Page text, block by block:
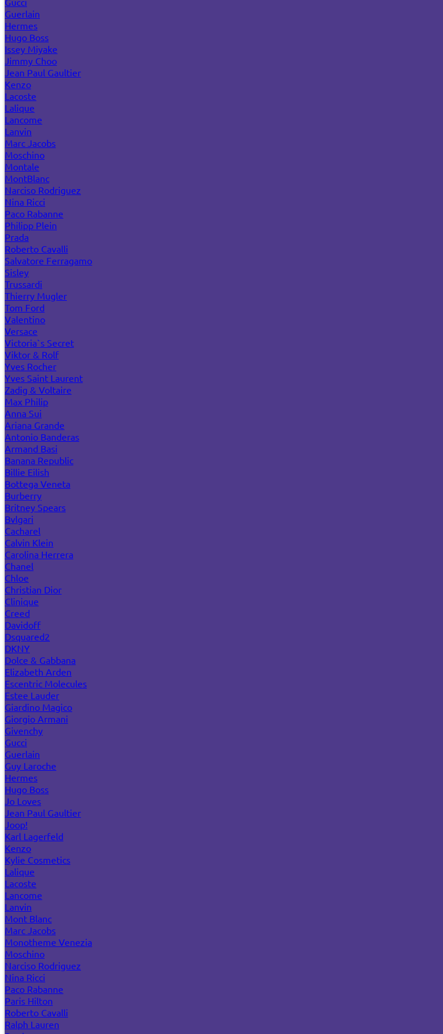
Guerlain
Hermes
Hugo Boss
Issey Miyake
Jimmy Choo
Jean Paul Gaultier
Kenzo
Lacoste
Lalique
Lancome
Lanvin
Marc Jacobs
Moschino
Montale
MontBlanc
Narciso Rodriguez
Nina Ricci
Paco Rabanne
Philipp Plein
Prada
Roberto Cavalli
Salvatore Ferragamo
Sisley
Trussardi
Thierry Mugler
Tom Ford
Valentino
Versace
Victoria`s Secret
Viktor & Rolf
Yves Rocher
Yves Saint Laurent
Zadig & Voltaire
Max Philip
Anna Sui
Ariana Grande
Antonio Banderas
Armand Basi
Banana Republic
Billie Eilish
Bottega Veneta
Burberry
Britney Spears
Bvlgari
Cacharel
Calvin Klein
Carolina Herrera
Chanel
Chloe
Christian Dior
Clinique
Creed
Davidoff
Dsquared2
DKNY
Dolce & Gabbana
Elizabeth Arden
Escentric Molecules
Estee Lauder
Giardino Magico
Giorgio Armani
Givenchy
Gucci
Guerlain
Guy Laroche
Hermes
Hugo Boss
Jo Loves
Jean Paul Gaultier
Joop!
Karl Lagerfeld
Kenzo
Kylie Cosmetics
Lalique
Lacoste
Lancome
Lanvin
Mont Blanc
Marc Jacobs
Monotheme Venezia
Moschino
Narciso Rodriguez
Nina Ricci
Paco Rabanne
Paris Hilton
Roberto Cavalli
Ralph Lauren